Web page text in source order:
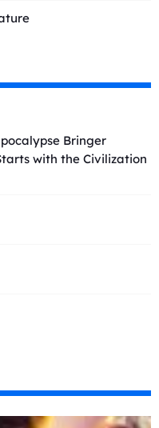
Bringer
with the Civilization